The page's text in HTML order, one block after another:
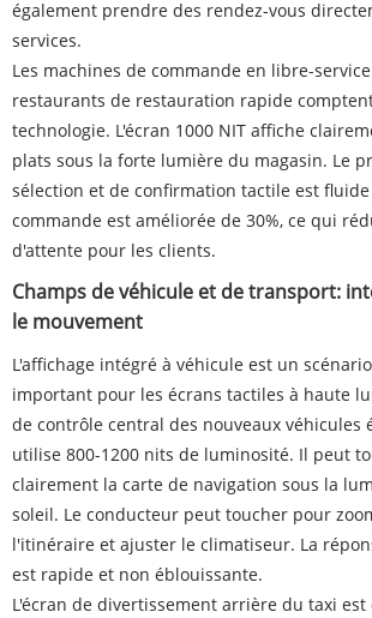
également prendre des rendez-vous
services.
Les machines de commande en libre-
restaurants de restauration rapide
technologie. L'écran 1000 NIT affiche
plats sous la forte lumière du magasin. Le
sélection et de confirmation tactile est
commande est améliorée de 30%, ce qui
d'attente pour les clients.
Champs de véhicule et de transport:
le mouvement
L'affichage intégré à véhicule est un
important pour les écrans tactiles à haute
de contrôle central des nouveaux véhicules
utilise 800-1200 nits de luminosité. Il peut
clairement la carte de navigation sous la
soleil. Le conducteur peut toucher pour
l'itinéraire et ajuster le climatiseur. La
est rapide et non éblouissante.
L'écran de divertissement arrière du taxi